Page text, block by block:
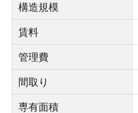
構造規模
賃料
管理費
間取り
専有面積